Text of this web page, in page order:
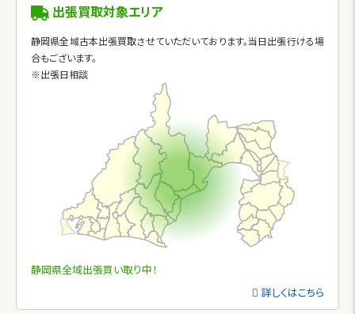
出張買取対象エリア
静岡県全域古本出張買取させていただいております。当日出張行ける場
合もございます。
※出張日相談
静岡県全域出張買い取り中！
詳しくはこちら